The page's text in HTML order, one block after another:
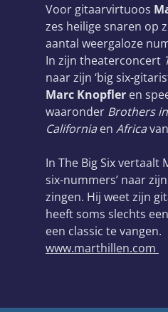
Voor gitaarvirtuoos
zes heilige snaren op
aantal weergaloze
In zijn theaterconcert
naar zijn ‘big six-
Marc Knopfler en
waaronder Brothers
California en Africa
In The Big Six vertaalt
six-nummers’ naar
zingen. Hij weet zijn
heeft soms slechts
een classic te vangen.
www.marthillen.com